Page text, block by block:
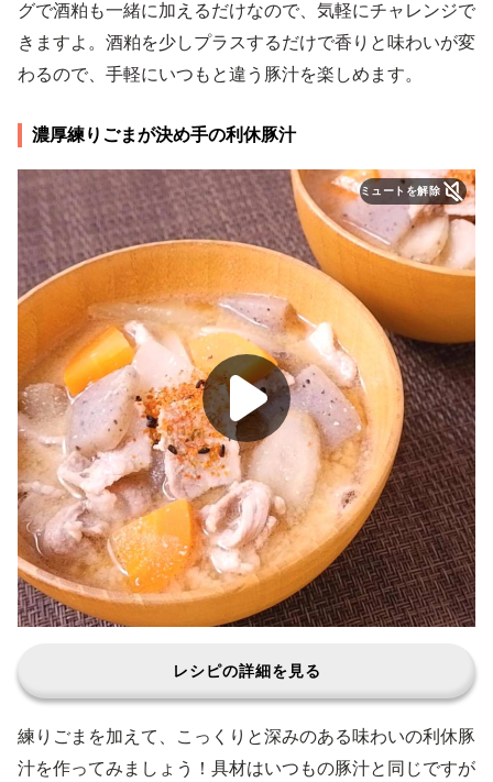
グで酒粕も一緒に加えるだけなので、気軽にチャレンジで
きますよ。酒粕を少しプラスするだけで香りと味わいが変
わるので、手軽にいつもと違う豚汁を楽しめます。
濃厚練りごまが決め手の利休豚汁
ミュートを解除
レシピの詳細を見る
練りごまを加えて、こっくりと深みのある味わいの利休豚
汁を作ってみましょう！具材はいつもの豚汁と同じですが